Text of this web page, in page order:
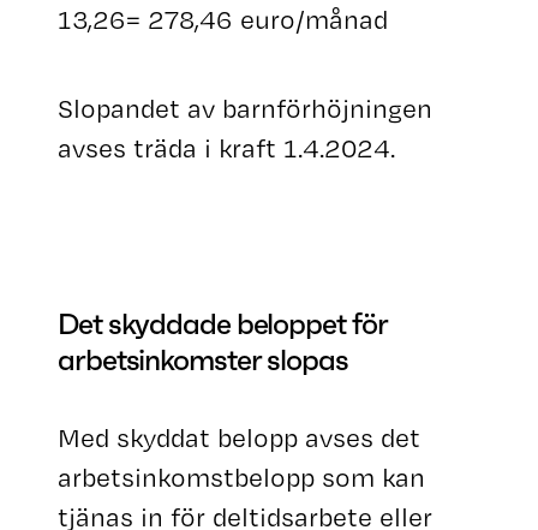
13,26= 278,46 euro/månad
Slopandet av barnförhöjningen
avses träda i kraft 1.4.2024.
Det skyddade beloppet för
arbetsinkomster slopas
Med skyddat belopp avses det
arbetsinkomstbelopp som kan
tjänas in för deltidsarbete eller